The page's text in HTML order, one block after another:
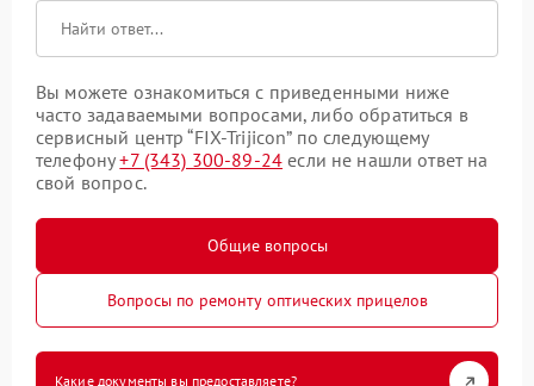
Вы можете ознакомиться с приведенными ниже
часто задаваемыми вопросами, либо обратиться в
сервисный центр “FIX-Trijicon” по следующему
телефону+7 (343) 300-89-24 если не нашли ответ на
свой вопрос.
Общие вопросы
Вопросы по ремонту оптических прицелов
Какие документы вы предоставляете?